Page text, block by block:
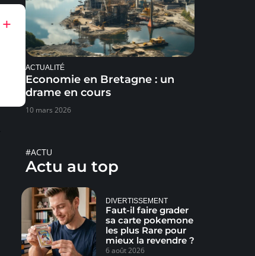
ACTUALITÉ
Economie en Bretagne : un
drame en cours
10 mars 2026
#ACTU
Actu au top
DIVERTISSEMENT
Faut-il faire grader
sa carte pokemone
les plus Rare pour
mieux la revendre ?
6 août 2026